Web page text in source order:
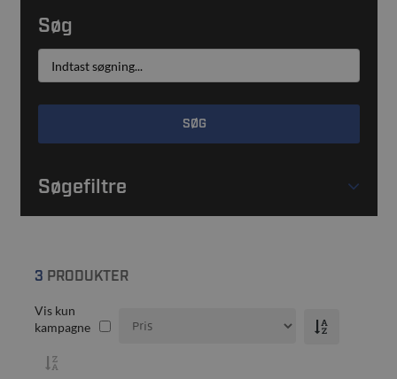
Søg
SØG
Søgefiltre
3 PRODUKTER
Vis kun
kampagne